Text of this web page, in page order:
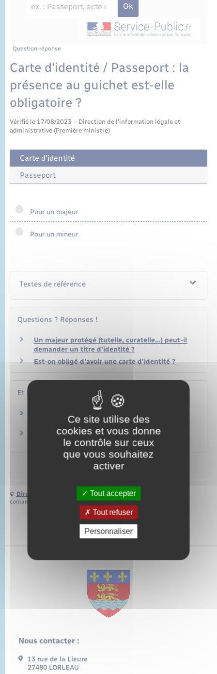
État civil
Cimetière communal
Question-réponse
Carte d'identité / Passeport : la
présence au guichet est-elle
obligatoire ?
Vérifié le 17/08/2023 – Direction de l'information légale et
administrative (Première ministre)
Carte d'identité
Passeport
Pour un majeur
Pour un mineur
Textes de référence
Questions ? Réponses !
Un majeur protégé (tutelle, curatelle…) peut-il
demander un titre d'identité ?
Est-on obligé d'avoir une carte d'identité ?
Et aussi
Pour un majeur (renouvellement)
Papiers – Citoyenneté – Élections
Pour un mineur (première demande)
Papiers – Citoyenneté – Élections
© Direction de l’information légale et administrative
comarquage developpé parbaseo.io
Nous contacter :
13 rue de la Lieure
27480 LORLEAU
Ce site utilise des
cookies et vous donne
le contrôle sur ceux
que vous souhaitez
activer
Tout accepter
Tout refuser
Personnaliser